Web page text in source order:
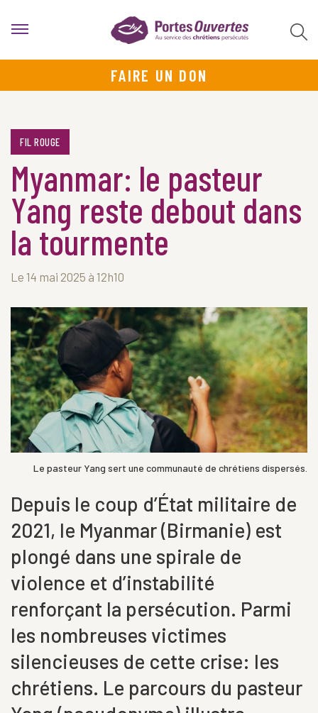
FAIRE UN DON
FIL ROUGE
Myanmar: le pasteur
Yang reste debout dans
la tourmente
Le 14 mai 2025 à 12h10
Le pasteur Yang sert une communauté de chrétiens dispersés.
Depuis le coup d’État militaire de
2021, le Myanmar (Birmanie) est
plongé dans une spirale de
violence et d’instabilité
renforçant la persécution. Parmi
les nombreuses victimes
silencieuses de cette crise: les
chrétiens. Le parcours du pasteur